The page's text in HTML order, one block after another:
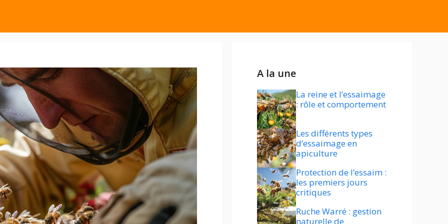
A la une
La reine et l’essaimage
: rôle et comportement
Les différents types
d’essaimage en
apiculture
Protection de l’essaim :
les premiers jours
critiques
Ruche Warré : gestion
naturelle de